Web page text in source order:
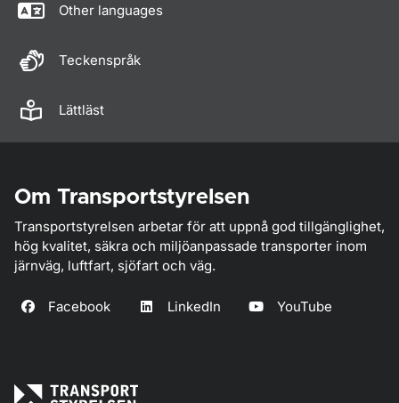
Other languages
Teckenspråk
Lättläst
Om Transportstyrelsen
Transportstyrelsen arbetar för att uppnå god tillgänglighet,
hög kvalitet, säkra och miljöanpassade transporter inom
järnväg, luftfart, sjöfart och väg.
Facebook LinkedIn YouTube